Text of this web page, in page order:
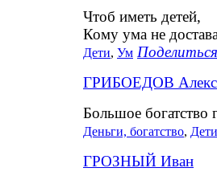
Чтоб иметь детей,
Кому ума не
Дети, Ум Поделиться
ГРИБОЕДОВ
Большое богатство
Деньги, богатство, Дети
ГРОЗНЫЙ Иван